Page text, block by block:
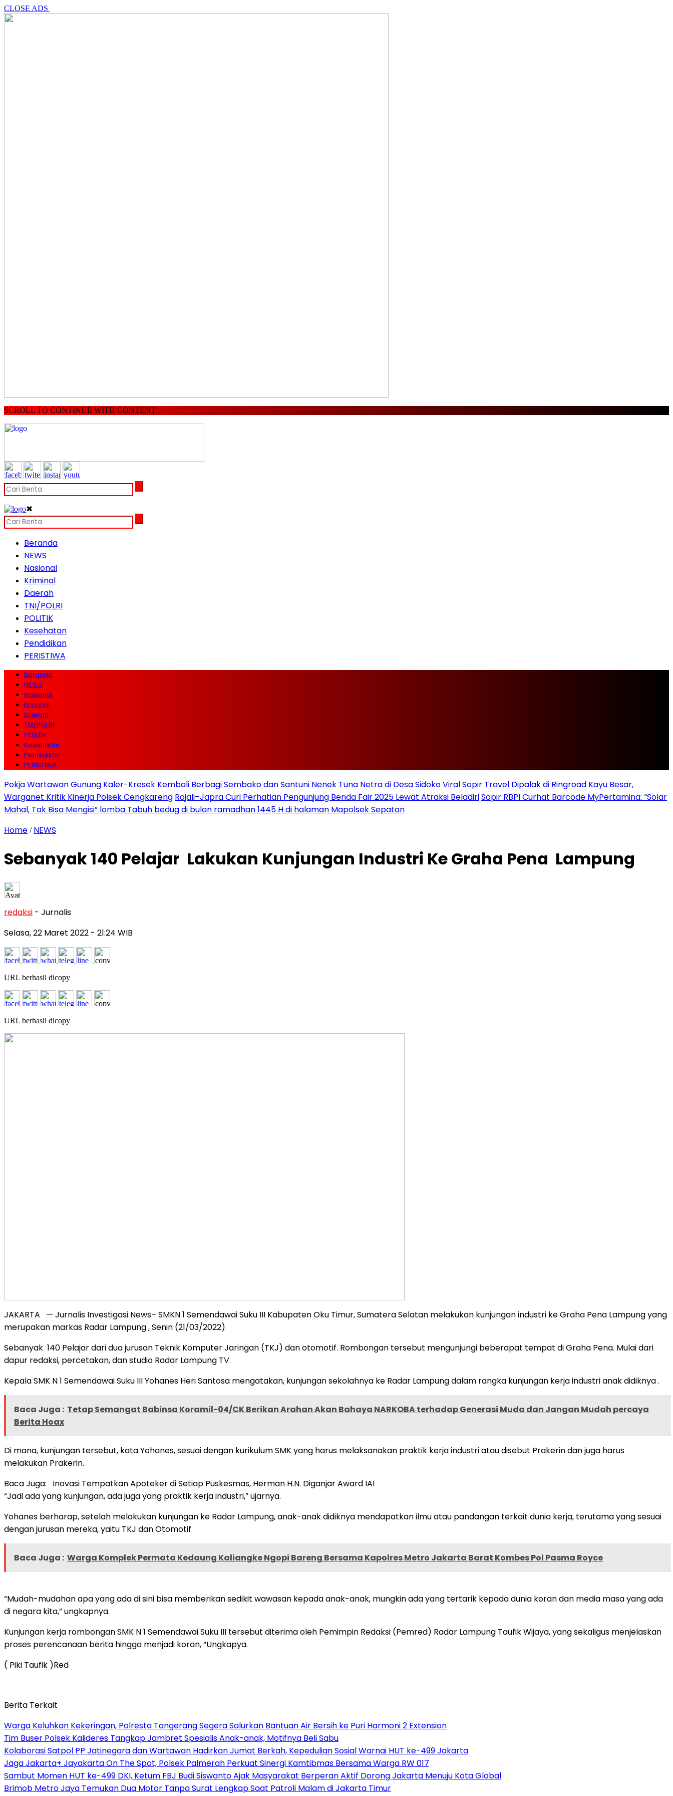
CLOSE ADS
SCROLL TO CONTINUE WITH CONTENT
✖
Beranda
NEWS
Nasional
Kriminal
Daerah
TNI/POLRI
POLITIK
Kesehatan
Pendidikan
PERISTIWA
Beranda
NEWS
Nasional
Kriminal
Daerah
TNI/POLRI
POLITIK
Kesehatan
Pendidikan
PERISTIWA
Pokja Wartawan Gunung Kaler-Kresek Kembali Berbagi Sembako dan Santuni Nenek Tuna Netra di Desa SidokoViral Sopir Travel Dipalak di Ringroad Kayu Besar,
Warganet Kritik Kinerja Polsek Cengkareng Rojali–Japra Curi Perhatian Pengunjung Benda Fair 2025 Lewat Atraksi BeladiriSopir RBPI Curhat Barcode MyPertamina: “Solar
Mahal, Tak Bisa Mengisi” lomba Tabuh bedug di bulan ramadhan 1445 H di halaman Mapolsek Sepatan
Home / NEWS
Sebanyak 140 Pelajar Lakukan Kunjungan Industri Ke Graha Pena Lampung
redaksi - Jurnalis
Selasa, 22 Maret 2022 - 21:24 WIB
URL berhasil dicopy
URL berhasil dicopy
JAKARTA — Jurnalis Investigasi News– SMKN 1 Semendawai Suku III Kabupaten Oku Timur, Sumatera Selatan melakukan kunjungan industri ke Graha Pena Lampung yang
merupakan markas Radar Lampung , Senin (21/03/2022)
Sebanyak 140 Pelajar dari dua jurusan Teknik Komputer Jaringan (TKJ) dan otomotif. Rombongan tersebut mengunjungi beberapat tempat di Graha Pena. Mulai dari
dapur redaksi, percetakan, dan studio Radar Lampung TV.
Kepala SMK N 1 Semendawai Suku III Yohanes Heri Santosa mengatakan, kunjungan sekolahnya ke Radar Lampung dalam rangka kunjungan kerja industri anak didiknya .
Baca Juga : Tetap Semangat Babinsa Koramil-04/CK Berikan Arahan Akan Bahaya NARKOBA terhadap Generasi Muda dan Jangan Mudah percaya
Berita Hoax
Di mana, kunjungan tersebut, kata Yohanes, sesuai dengan kurikulum SMK yang harus melaksanakan praktik kerja industri atau disebut Prakerin dan juga harus
melakukan Prakerin.
Baca Juga: Inovasi Tempatkan Apoteker di Setiap Puskesmas, Herman H.N. Diganjar Award IAI
“Jadi ada yang kunjungan, ada juga yang praktik kerja industri,” ujarnya.
Yohanes berharap, setelah melakukan kunjungan ke Radar Lampung, anak-anak didiknya mendapatkan ilmu atau pandangan terkait dunia kerja, terutama yang sesuai
dengan jurusan mereka, yaitu TKJ dan Otomotif.
Baca Juga : Warga Komplek Permata Kedaung Kaliangke Ngopi Bareng Bersama Kapolres Metro Jakarta Barat Kombes Pol Pasma Royce
“Mudah-mudahan apa yang ada di sini bisa memberikan sedikit wawasan kepada anak-anak, mungkin ada yang tertarik kepada dunia koran dan media masa yang ada
di negara kita,” ungkapnya.
Kunjungan kerja rombongan SMK N 1 Semendawai Suku III tersebut diterima oleh Pemimpin Redaksi (Pemred) Radar Lampung Taufik Wijaya, yang sekaligus menjelaskan
proses perencanaan berita hingga menjadi koran, “Ungkapya.
( Piki Taufik )Red
Berita Terkait
Warga Keluhkan Kekeringan, Polresta Tangerang Segera Salurkan Bantuan Air Bersih ke Puri Harmoni 2 Extension
Tim Buser Polsek Kalideres Tangkap Jambret Spesialis Anak-anak, Motifnya Beli Sabu
Kolaborasi Satpol PP Jatinegara dan Wartawan Hadirkan Jumat Berkah, Kepedulian Sosial Warnai HUT ke-499 Jakarta
Jaga Jakarta+ Jayakarta On The Spot, Polsek Palmerah Perkuat Sinergi Kamtibmas Bersama Warga RW 017
Sambut Momen HUT ke-499 DKI, Ketum FBJ Budi Siswanto Ajak Masyarakat Berperan Aktif Dorong Jakarta Menuju Kota Global
Brimob Metro Jaya Temukan Dua Motor Tanpa Surat Lengkap Saat Patroli Malam di Jakarta Timur